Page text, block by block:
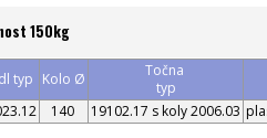
150kg
typ Kolo Ø
Točna
typ
140 19102.17 s koly 2006.03